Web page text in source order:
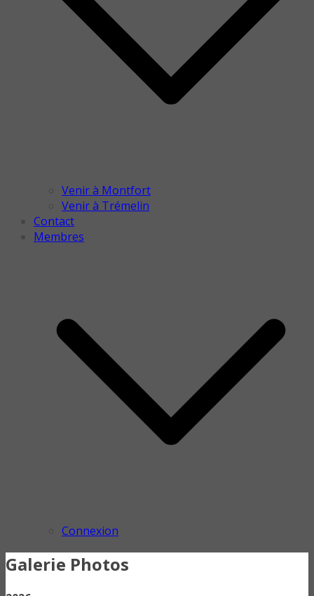
Venir à Montfort
Venir à Trémelin
Contact
Membres
Connexion
Galerie Photos